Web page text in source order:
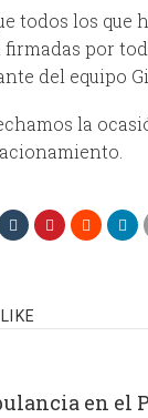
todos los
por
del equipo
la
en el